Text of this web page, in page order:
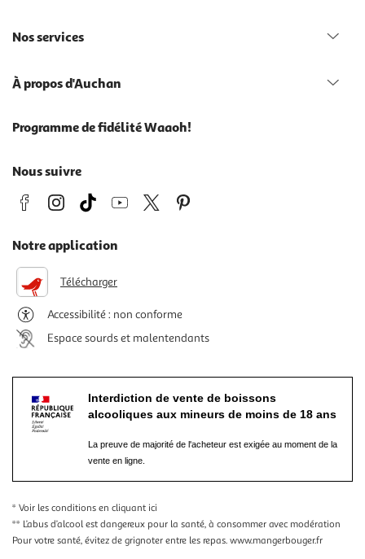
Nos services
À propos d'Auchan
Programme de fidélité Waaoh!
Nous suivre
Notre application
Télécharger
Accessibilité : non conforme
Espace sourds et malentendants
Interdiction de vente de boissons
alcooliques aux mineurs de moins de 18 ans
La preuve de majorité de l'acheteur est exigée au moment de la
vente en ligne.
* Voir les conditions en cliquant ici
** L’abus d’alcool est dangereux pour la santé, à consommer avec modération
Pour votre santé, évitez de grignoter entre les repas. www.mangerbouger.fr